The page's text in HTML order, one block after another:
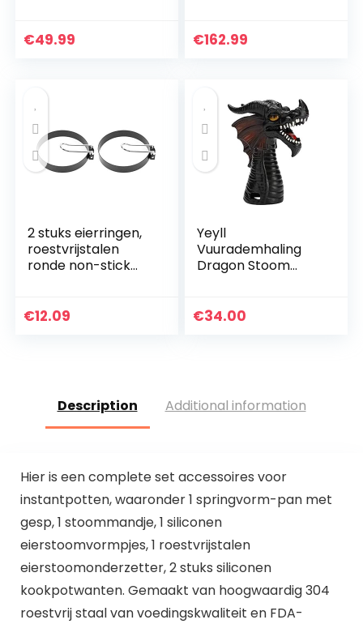
wok met houten en
€49.99
deksel, 20 cm, 2,4
€162.99
2 stuks eierringen,
roestvrijstalen
ronde non-stick
Mcmuffins
€12.09
Yeyll
Vuurademhaling
Dragon Stoom
Release Diverter,
€34.00
Description Additional information
Hier is een complete set accessoires voor
instantpotten, waaronder 1 springvorm-pan met
gesp, 1 stoommandje, 1 siliconen
eierstoomvormpjes, 1 roestvrijstalen
eierstoomonderzetter, 2 stuks siliconen
kookpotwanten. Gemaakt van hoogwaardig 304
roestvrij staal van voedingskwaliteit en FDA-